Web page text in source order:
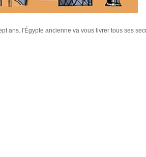
ans. l'Égypte ancienne va vous livrer tous ses